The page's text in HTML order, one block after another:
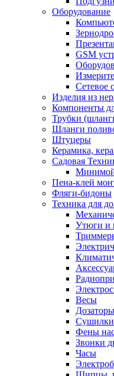
Оборудование
GSM
Сетевое
Изделия из
Компоненты
Трубки
Шланги
Штуцеры
Керамика,
Садовая
Пена-клей
Фляги-бидоны
Техника для
Утюги и
Весы
Сушилки
Фены
Звонки
Часы